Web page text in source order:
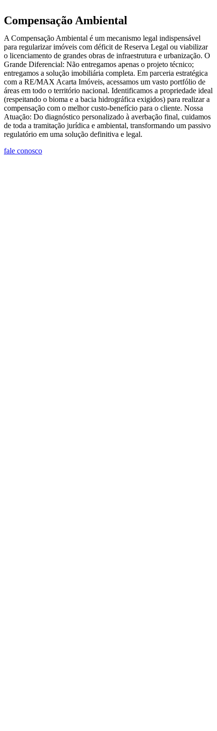
Compensação Ambiental
A Compensação Ambiental é um mecanismo legal indispensável
para regularizar imóveis com déficit de Reserva Legal ou viabilizar
o licenciamento de grandes obras de infraestrutura e urbanização. O
Grande Diferencial: Não entregamos apenas o projeto técnico;
entregamos a solução imobiliária completa. Em parceria estratégica
com a RE/MAX Acarta Imóveis, acessamos um vasto portfólio de
áreas em todo o território nacional. Identificamos a propriedade ideal
(respeitando o bioma e a bacia hidrográfica exigidos) para realizar a
compensação com o melhor custo-benefício para o cliente. Nossa
Atuação: Do diagnóstico personalizado à averbação final, cuidamos
de toda a tramitação jurídica e ambiental, transformando um passivo
regulatório em uma solução definitiva e legal.
fale conosco